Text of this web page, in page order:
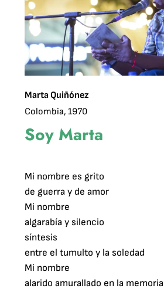
Marta Quiñónez
Colombia, 1970
Soy Marta
Mi nombre es grito
de guerra y de amor
Mi nombre
algarabía y silencio
síntesis
entre el tumulto y la soledad
Mi nombre
alarido amurallado en la memoria